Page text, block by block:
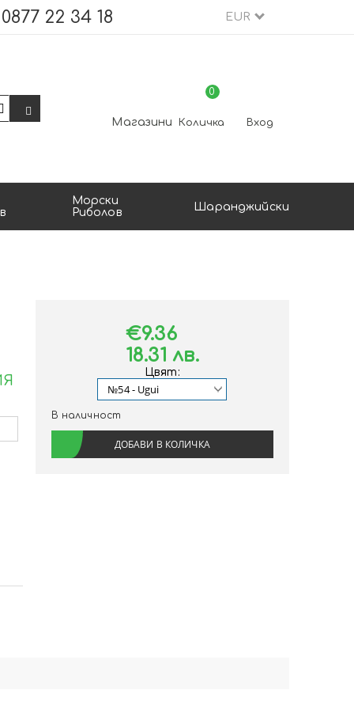
0877 22 34 18 EUR
Магазини Количка
0
Вход
Морски
Риболов
Шаранджийски
€9.36
18.31 лв.
Цвят:
В наличност